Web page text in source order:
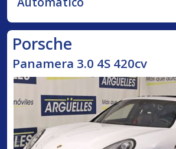
Porsche
Panamera 3.0 4S 420cv